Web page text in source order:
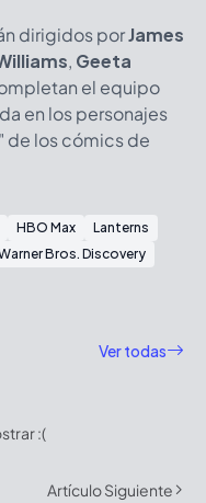
dirigidos porJames
, Geeta
el equipo
en los personajes
" de los cómics de
HBO Max
Lanterns
Bros. Discovery
Ver todas
:(
Artículo Siguiente